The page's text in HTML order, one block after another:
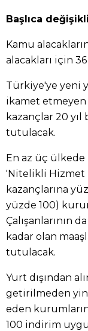
Başlıca
Kamu
alacakları için
Türkiye'ye yeni
ikamet
kazançlar 20
tutulacak.
En az üç
'Nitelikli Hizmet
kazançlarına
yüzde 100)
Çalışanlarının
kadar olan
tutulacak.
Yurt dışından
getirilmeden yine
eden
100 indirim